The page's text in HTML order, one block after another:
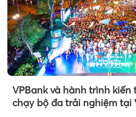
VPBank và hành trình kiến
chạy bộ đa trải nghiệm tại